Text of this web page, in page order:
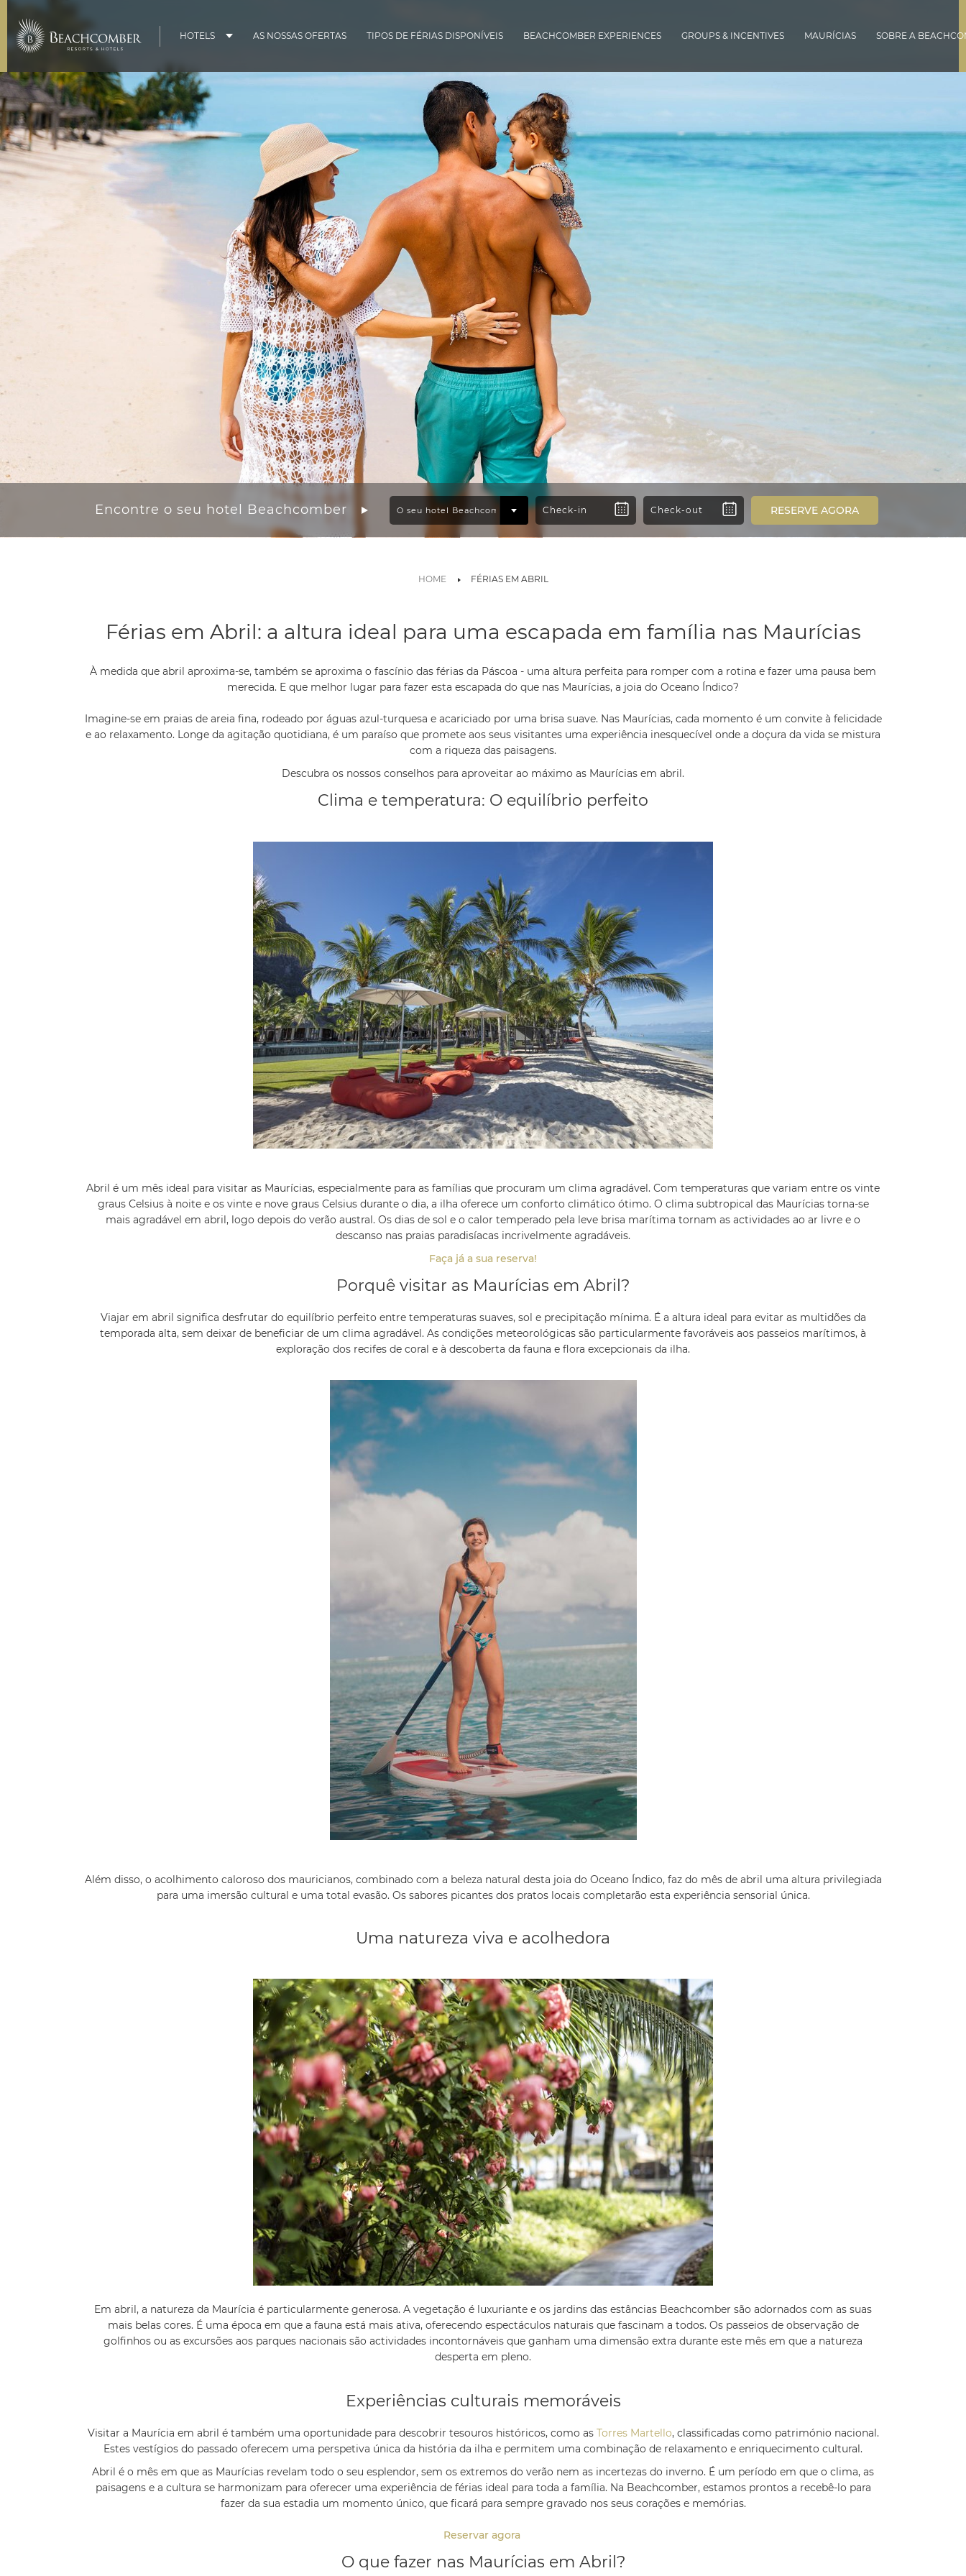
HOTELS AS NOSSAS OFERTAS TIPOS DE FÉRIAS DISPONÍVEIS BEACHCOMBER EXPERIENCES GROUPS & INCENTIVES MAURÍCIAS SOBRE A
Encontre o seu hotel Beachcomber RESERVE AGORA
HOME FÉRIAS EM ABRIL
Férias em Abril: a altura ideal para uma escapada em família nas Maurícias
À medida que abril aproxima-se, também se aproxima o fascínio das férias da Páscoa - uma altura perfeita para romper com a rotina e fazer uma pausa bem
merecida. E que melhor lugar para fazer esta escapada do que nas Maurícias, a joia do Oceano Índico?
Imagine-se em praias de areia fina, rodeado por águas azul-turquesa e acariciado por uma brisa suave. Nas Maurícias, cada momento é um convite à felicidade
e ao relaxamento. Longe da agitação quotidiana, é um paraíso que promete aos seus visitantes uma experiência inesquecível onde a doçura da vida se mistura
com a riqueza das paisagens.
Descubra os nossos conselhos para aproveitar ao máximo as Maurícias em abril.
Clima e temperatura: O equilíbrio perfeito
Abril é um mês ideal para visitar as Maurícias, especialmente para as famílias que procuram um clima agradável. Com temperaturas que variam entre os vinte
graus Celsius à noite e os vinte e nove graus Celsius durante o dia, a ilha oferece um conforto climático ótimo. O clima subtropical das Maurícias torna-se
mais agradável em abril, logo depois do verão austral. Os dias de sol e o calor temperado pela leve brisa marítima tornam as actividades ao ar livre e o
descanso nas praias paradisíacas incrivelmente agradáveis.
Faça já a sua reserva!
Porquê visitar as Maurícias em Abril?
Viajar em abril significa desfrutar do equilíbrio perfeito entre temperaturas suaves, sol e precipitação mínima. É a altura ideal para evitar as multidões da
temporada alta, sem deixar de beneficiar de um clima agradável. As condições meteorológicas são particularmente favoráveis aos passeios marítimos, à
exploração dos recifes de coral e à descoberta da fauna e flora excepcionais da ilha.
Além disso, o acolhimento caloroso dos mauricianos, combinado com a beleza natural desta joia do Oceano Índico, faz do mês de abril uma altura privilegiada
para uma imersão cultural e uma total evasão. Os sabores picantes dos pratos locais completarão esta experiência sensorial única.
Uma natureza viva e acolhedora
Em abril, a natureza da Maurícia é particularmente generosa. A vegetação é luxuriante e os jardins das estâncias Beachcomber são adornados com as suas
mais belas cores. É uma época em que a fauna está mais ativa, oferecendo espectáculos naturais que fascinam a todos. Os passeios de observação de
golfinhos ou as excursões aos parques nacionais são actividades incontornáveis que ganham uma dimensão extra durante este mês em que a natureza
desperta em pleno.
Experiências culturais memoráveis
Visitar a Maurícia em abril é também uma oportunidade para descobrir tesouros históricos, como as Torres Martello, classificadas como património nacional.
Estes vestígios do passado oferecem uma perspetiva única da história da ilha e permitem uma combinação de relaxamento e enriquecimento cultural.
Abril é o mês em que as Maurícias revelam todo o seu esplendor, sem os extremos do verão nem as incertezas do inverno. É um período em que o clima, as
paisagens e a cultura se harmonizam para oferecer uma experiência de férias ideal para toda a família. Na Beachcomber, estamos prontos a recebê-lo para
fazer da sua estadia um momento único, que ficará para sempre gravado nos seus corações e memórias.
Reservar agora
O que fazer nas Maurícias em Abril?